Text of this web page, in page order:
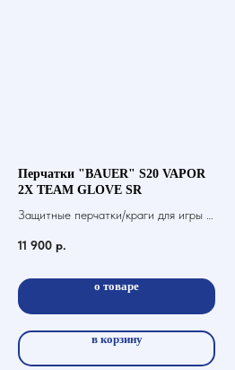
Перчатки "BAUER" S20 VAPOR
2X TEAM GLOVE SR
Защитные перчатки/краги для игры в
11 900 р.
о товаре
в корзину